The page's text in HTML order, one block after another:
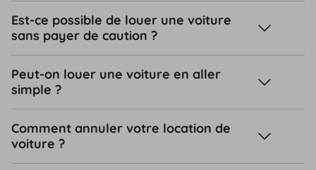
Est-ce possible de louer une voiture
sans payer de caution ?
Peut-on louer une voiture en aller
simple ?
Comment annuler votre location de
voiture ?